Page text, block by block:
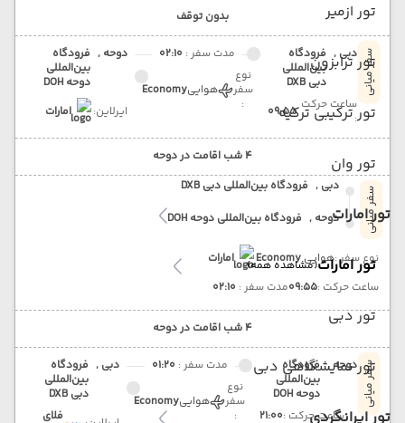
تور ازمیر
تور ترابزون
تور ترکیبی ترکیه
تور وان
تور امارات
تور امارات(مشاهده همه)
تور دبی
تور نمایشگاهی دبی
تور ایرانگردی
بدون توقف
سفر میانیدبی , فرودگاه
بین‌المللی
دبی DXB
ساعت حرکت
:
09:55
مدت سفر : 02:10
نوع
سفر
:
هواییEconomy
دوحه , فرودگاه
بین‌المللی
دوحه DOH
ایرلاین:
امارات
4 شب اقامت در دوحه
سفر میانی دبی , فرودگاه بین‌المللی دبی DXB
دوحه , فرودگاه بین‌المللی دوحه DOH
نوع سفر :هواییEconomy
امارات
ساعت حرکت :09:55مدت سفر : 02:10
4 شب اقامت در دوحه
سفر میانیدوحه , فرودگاه
بین‌المللی
دوحه DOH
ساعت حرکت :21:00
مدت سفر : 01:20
نوع
سفر
:
هواییEconomy
دبی , فرودگاه
بین‌المللی
دبی DXB
فلای